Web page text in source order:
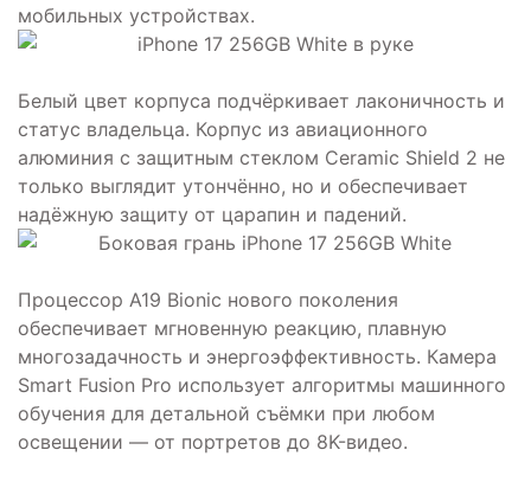
мобильных устройствах.
Белый цвет корпуса подчёркивает лаконичность и
статус владельца. Корпус из авиационного
алюминия с защитным стеклом Ceramic Shield 2 не
только выглядит утончённо, но и обеспечивает
надёжную защиту от царапин и падений.
Процессор A19 Bionic нового поколения
обеспечивает мгновенную реакцию, плавную
многозадачность и энергоэффективность. Камера
Smart Fusion Pro использует алгоритмы машинного
обучения для детальной съёмки при любом
освещении — от портретов до 8K-видео.